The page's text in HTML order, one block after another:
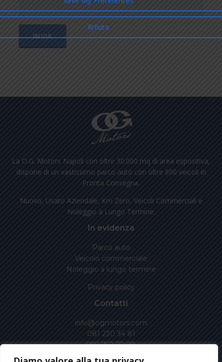
La O.G. Motors Napoli con oltre 30.000 mq di area espositiva,
dispone di un vastissimo parco auto con oltre 800 veicoli in
Pronta Consegna.
Nuovo, Usato Aziendale, Km Zero, Veicoli Commerciali e
Noleggio a Lungo Termine.
In evidenza
Parco auto
Veicolo commerciale
Noleggio a lungo termine
Privacy policy
Contatti
info@ogmotors.com
081 230 34 81
081 762 72 08